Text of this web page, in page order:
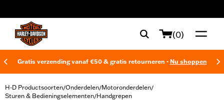
(0)
Gratis verzending vanaf €50 & gratis retourneren - Nu shoppen
H-D Productsoorten/Onderdelen/Motoronderdelen/
Sturen & Bedieningselementen/Handgrepen